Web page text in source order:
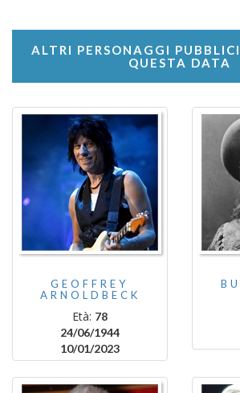
ALTRI PERSONAGGI
QUESTA DATA
GEOFFREY
ARNOLDBECK
Età: 78
24/06/1944
10/01/2023